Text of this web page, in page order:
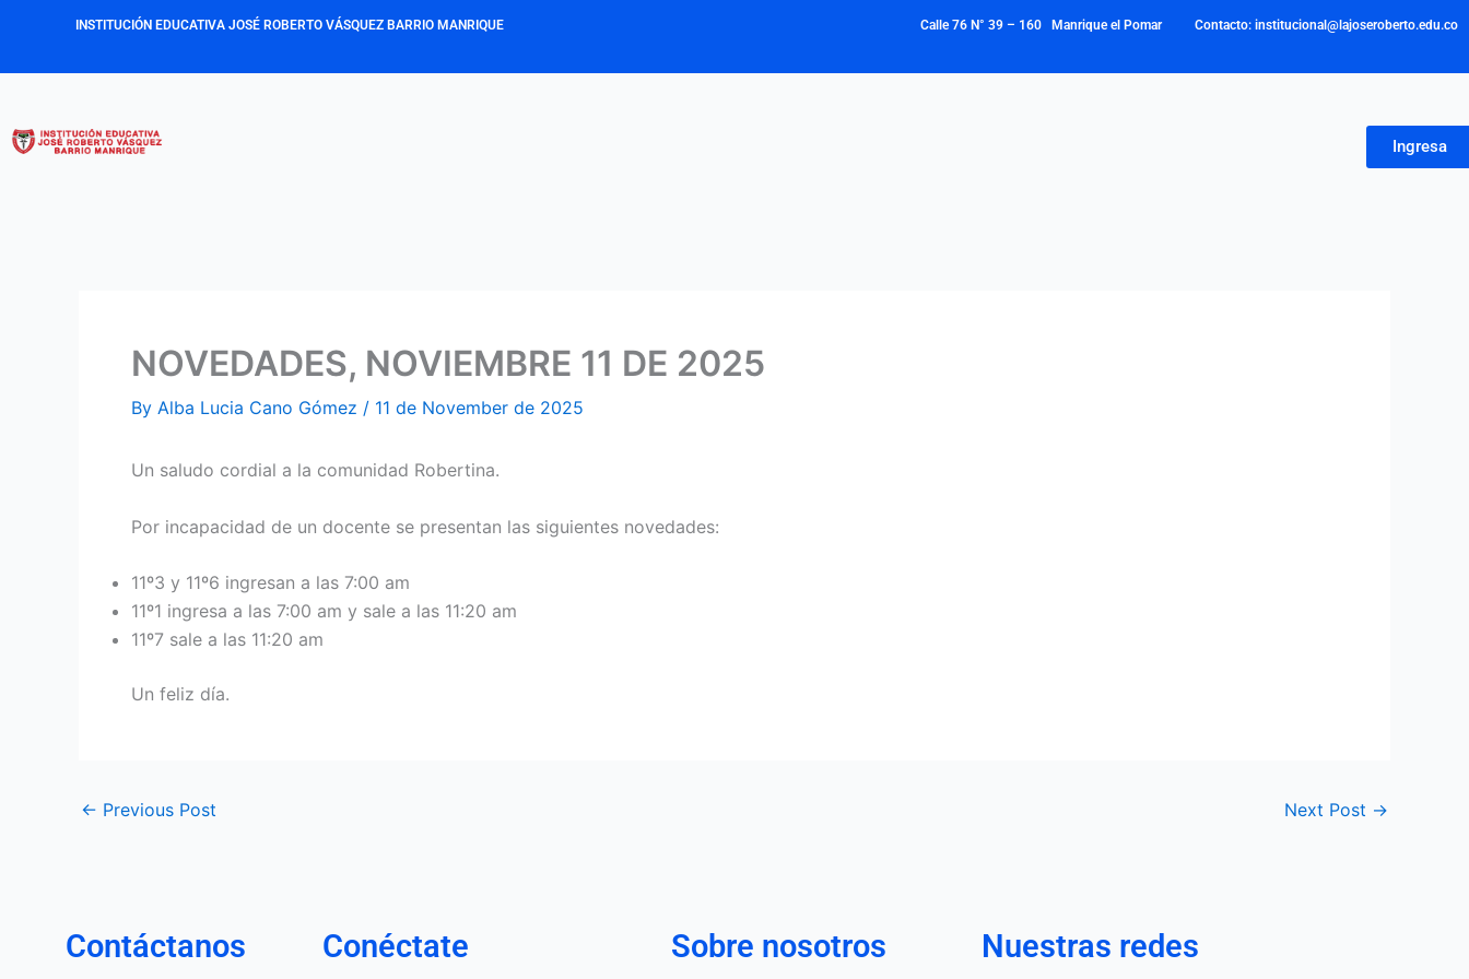
content
INSTITUCIÓN EDUCATIVA JOSÉ ROBERTO VÁSQUEZ BARRIO MANRIQUE Calle 76 N° 39 – 160 Manrique el Pomar Contacto: institucional@lajoseroberto.edu.co
Ingresa
NOVEDADES, NOVIEMBRE 11 DE 2025
By Alba Lucia Cano Gómez / 11 de November de 2025
Un saludo cordial a la comunidad Robertina.
Por incapacidad de un docente se presentan las siguientes novedades:
11º3 y 11º6 ingresan a las 7:00 am
11º1 ingresa a las 7:00 am y sale a las 11:20 am
11º7 sale a las 11:20 am
Un feliz día.
← Previous Post Next Post →
Contáctanos Conéctate Sobre nosotros Nuestras redes